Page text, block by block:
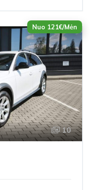
Nuo 121€/Mėn
10